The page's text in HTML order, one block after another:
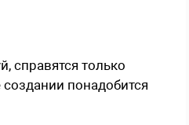
справятся только
понадобится